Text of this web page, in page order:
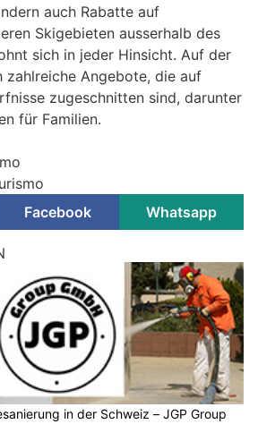
auch Rabatte auf
Skigebieten ausserhalb des
sich in jeder Hinsicht. Auf der
zahlreiche Angebote, die auf
zugeschnitten sind, darunter
für Familien.
Facebook Whatsapp
in der Schweiz – JGP Group